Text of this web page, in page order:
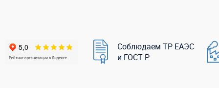
Соблюдаем ТР ЕАЭС
и ГОСТ Р